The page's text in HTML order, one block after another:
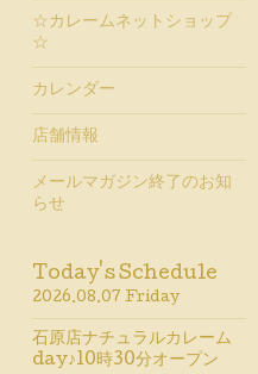
☆カレームネットショップ
☆
カレンダー
店舗情報
メールマガジン終了のお知
らせ
Today's Schedule
2026.08.07 Friday
石原店ナチュラルカレーム
day♪10時30分オープン